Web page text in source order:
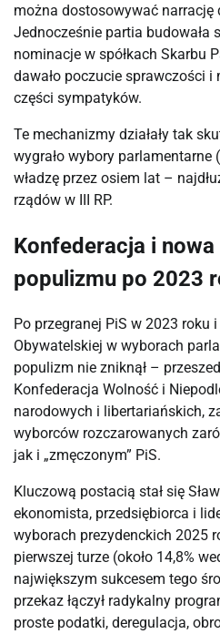
można dostosowywać narrację
Jednocześnie partia budowała
nominacje w spółkach Skarbu
dawało poczucie sprawczości
części sympatyków.
Te mechanizmy działały tak
wygrało wybory parlamentarne
władzę przez osiem lat –
rządów w III RP.
Konfederacja i nowa
populizmu po 2023
Po przegranej PiS w 2023 roku
Obywatelskiej w wyborach
populizm nie zniknął –
Konfederacja Wolność i
narodowych i libertariańskich,
wyborców rozczarowanych
jak i „zmęczonym” PiS.
Kluczową postacią stał się
ekonomista, przedsiębiorca i
wyborach prezydenckich 2025
pierwszej turze (około 14,8%
największym sukcesem tego
przekaz łączył radykalny
proste podatki, deregulacja,